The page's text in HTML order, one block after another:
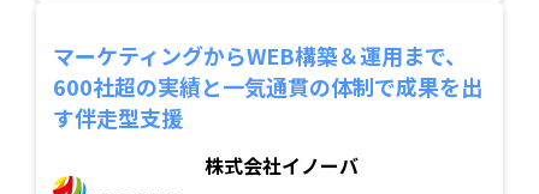
マーケティングからWEB構築＆運用まで、
600社超の実績と一気通貫の体制で成果を出
す伴走型支援
株式会社イノーバ